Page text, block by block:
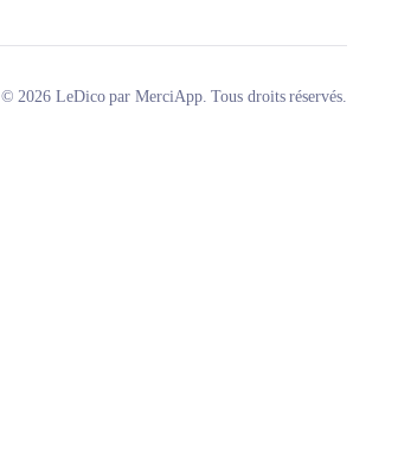
© 2026 LeDico par MerciApp. Tous droits réservés.